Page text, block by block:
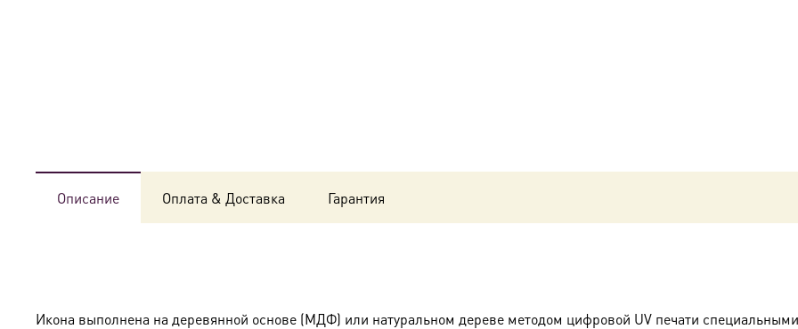
Описание Оплата & Доставка Гарантия
Икона выполнена на деревянной основе (МДФ) или натуральном дереве методом цифровой UV печати